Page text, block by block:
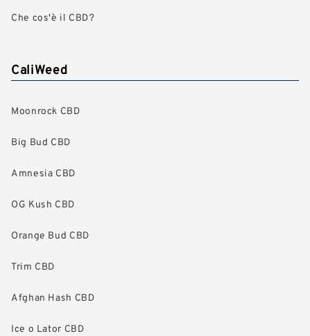
Che cos'è il CBD?
CaliWeed
Moonrock CBD
Big Bud CBD
Amnesia CBD
OG Kush CBD
Orange Bud CBD
Trim CBD
Afghan Hash CBD
Ice o Lator CBD